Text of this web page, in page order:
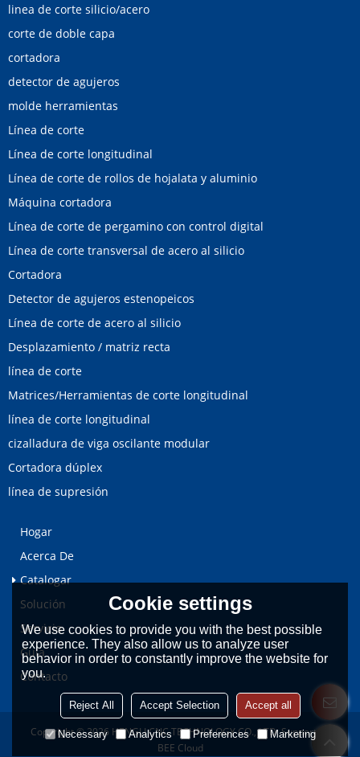
linea de corte silicio/acero
corte de doble capa
cortadora
detector de agujeros
molde herramientas
Línea de corte
Línea de corte longitudinal
Línea de corte de rollos de hojalata y aluminio
Máquina cortadora
Línea de corte de pergamino con control digital
Línea de corte transversal de acero al silicio
Cortadora
Detector de agujeros estenopeicos
Línea de corte de acero al silicio
Desplazamiento / matriz recta
línea de corte
Matrices/Herramientas de corte longitudinal
línea de corte longitudinal
cizalladura de viga oscilante modular
Cortadora dúplex
línea de supresión
Hogar
Acerca De
Catalogar
Solución
Servicio
Guía
Contacto
Copyright © 2026 HENGLI CNC TECHNOLOGY CO., LTD.Support By
BEE Cloud
Cookie settings
We use cookies to provide you with the best possible
experience. They also allow us to analyze user
behavior in order to constantly improve the website for
you.
Reject All Accept Selection Accept all
Necessary Analytics Preferences Marketing